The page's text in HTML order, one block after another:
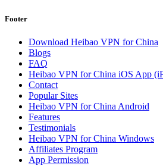
Footer
Download Heibao VPN for China
Blogs
FAQ
Heibao VPN for China iOS App
Contact
Popular Sites
Heibao VPN for China Android
Features
Testimonials
Heibao VPN for China Windows
Affiliates Program
App Permission